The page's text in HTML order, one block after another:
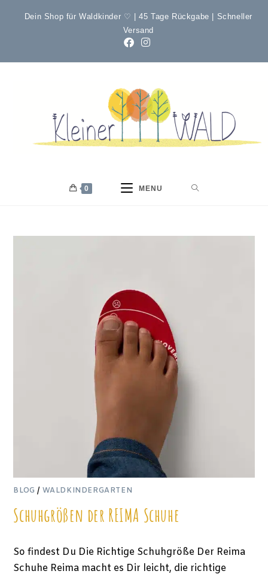
Dein Shop für Waldkinder ♡ | 45 Tage Rückgabe | Schneller
Versand
0 MENU
BLOG / WALDKINDERGARTEN
Schuhgrößen der REIMA Schuhe
So findest Du Die Richtige Schuhgröße Der Reima
Schuhe Reima macht es Dir leicht, die richtige